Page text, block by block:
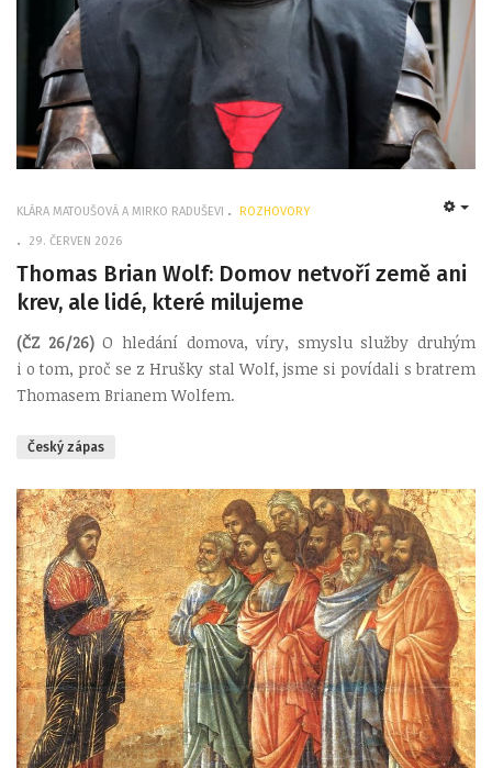
KLÁRA MATOUŠOVÁ A MIRKO RADUŠEVI ROZHOVORY
29. ČERVEN 2026
Thomas Brian Wolf: Domov netvoří země ani
krev, ale lidé, které milujeme
(ČZ 26/26)O hledání domova, víry, smyslu služby druhým
i o tom, proč se z Hrušky stal Wolf, jsme si povídali s bratrem
Thomasem Brianem Wolfem.
Český zápas